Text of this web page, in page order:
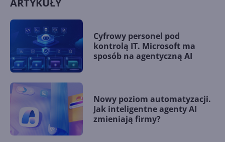
ARTYKUŁY
Cyfrowy personel pod
kontrolą IT. Microsoft ma
sposób na agentyczną AI
Nowy poziom automatyzacji.
Jak inteligentne agenty AI
zmieniają firmy?